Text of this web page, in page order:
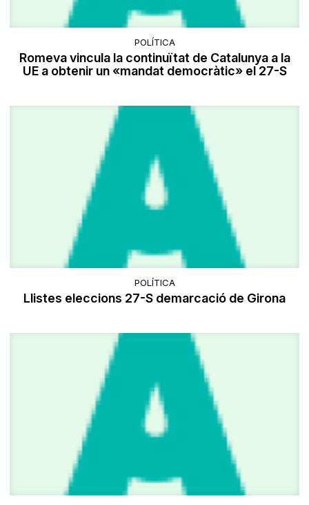
POLÍTICA
Romeva vincula la continuïtat de Catalunya a la
UE a obtenir un «mandat democràtic» el 27-S
POLÍTICA
Llistes eleccions 27-S demarcació de Girona